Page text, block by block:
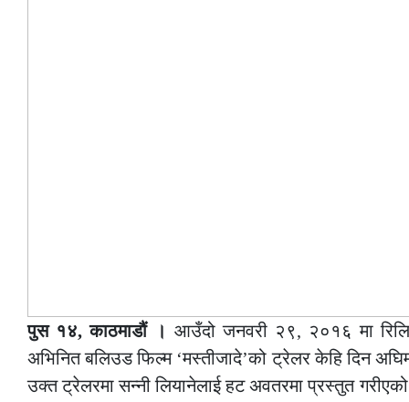
पुस १४, काठमाडौं । आउँदो जनवरी २९, २०१६ मा
अभिनित बलिउड फिल्म ‘मस्तीजादे’को ट्रेलर केहि दिन
उक्त ट्रेलरमा सन्नी लियानेलाई हट अवतरमा प्रस्तुत